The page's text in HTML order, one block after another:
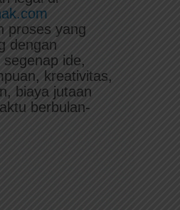
proses yang
dengan
ide,
kreativitas,
biaya jutaan
berbulan-